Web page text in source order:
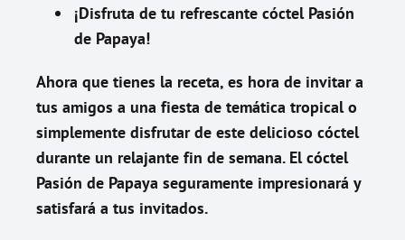
¡Disfruta de tu refrescante cóctel Pasión
de Papaya!
Ahora que tienes la receta, es hora de invitar a
tus amigos a una fiesta de temática tropical o
simplemente disfrutar de este delicioso cóctel
durante un relajante fin de semana. El cóctel
Pasión de Papaya seguramente impresionará y
satisfará a tus invitados.